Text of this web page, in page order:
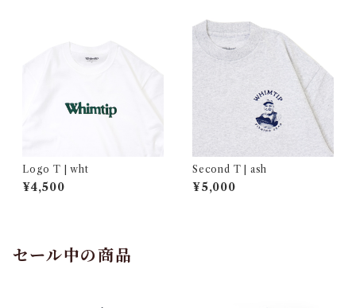
Logo T | wht
¥4,500
Second T | ash
¥5,000
セール中の商品